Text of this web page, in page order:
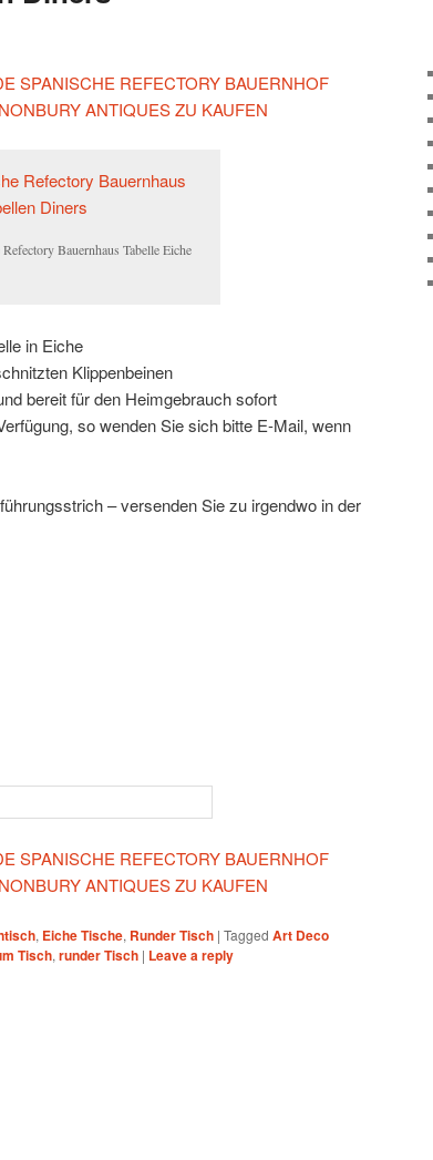
SPANISCHE REFECTORY BAUERNHOF
ANTIQUES ZU KAUFEN
Bauernhaus Tabelle Eiche
in Eiche
Klippenbeinen
bereit für den Heimgebrauch sofort
so wenden Sie sich bitte E-Mail, wenn
– versenden Sie zu irgendwo in der
SPANISCHE REFECTORY BAUERNHOF
ANTIQUES ZU KAUFEN
, Eiche Tische, Runder Tisch | Tagged Art Deco
Tisch, runder Tisch | Leave a reply